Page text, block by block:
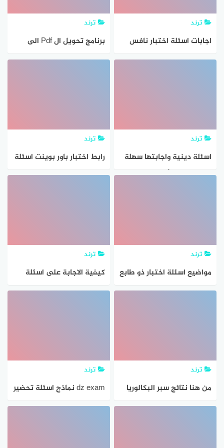
ترند
اجابات اسئلة اختبار نافس
2023
ترند
برنامج تحويل ال Pdf الى
اسئلة موقع تحويل Pdf إلى
ترند
اسئلة دينية واجابتها سهلة
وصعبة 2024 أسئلة دينية
ترند
رابط اختبار باور بوينت اسئلة
واجوبة
ترند
مواضيع اسئلة اختبار ذو طابع
اداري او تحرير اداري لمسابقة
ترند
كيفية الاجابة على اسئلة
اللغة العربية للسنة الرابعة
ترند
من هنا نتائج سبر البكالوريا
سوريا الدورة الصيفية يوليو
ترند
dz exam نماذج اسئلة تحضير
الفروض والاختبارات في